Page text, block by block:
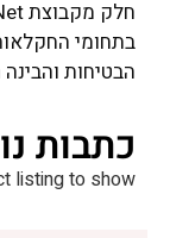
בתחומי
הבטיחות
כתבות
listing to show.